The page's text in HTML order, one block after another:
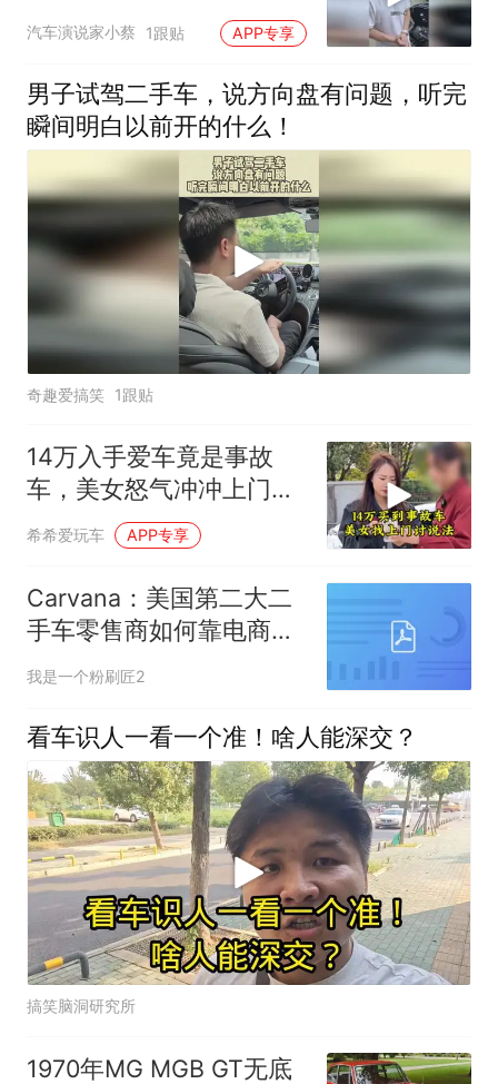
汽车演说家小蔡 1跟贴 APP专享
男子试驾二手车，说方向盘有问题，听完
瞬间明白以前开的什么！
奇趣爱搞笑 1跟贴
14万入手爱车竟是事故
车，美女怒气冲冲上门讨
公道！
希希爱玩车 APP专享
Carvana：美国第二大二
手车零售商如何靠电商逆
袭？
我是一个粉刷匠2
看车识人一看一个准！啥人能深交？
搞笑脑洞研究所
1970年MG MGB GT无底